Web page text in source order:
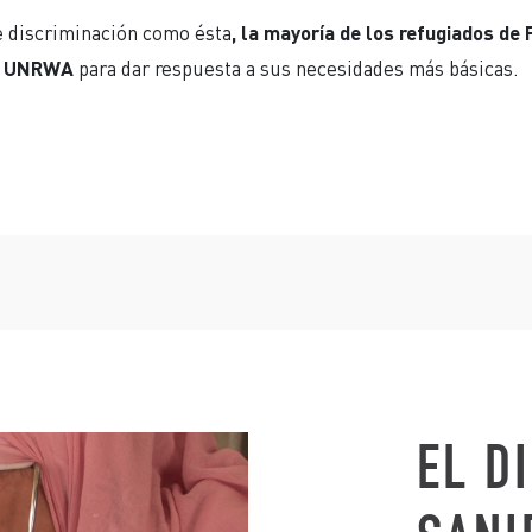
discriminación como ésta, la mayoría de los refugiados
para dar respuesta a sus necesidades más básicas.
EL